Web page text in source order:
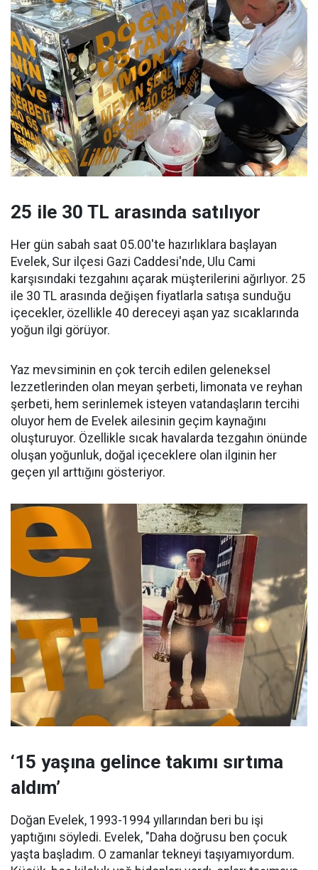
25 ile 30 TL arasında satılıyor
Her gün sabah saat 05.00'te hazırlıklara başlayan
Evelek, Sur ilçesi Gazi Caddesi'nde, Ulu Cami
karşısındaki tezgahını açarak müşterilerini ağırlıyor. 25
ile 30 TL arasında değişen fiyatlarla satışa sunduğu
içecekler, özellikle 40 dereceyi aşan yaz sıcaklarında
yoğun ilgi görüyor.
Yaz mevsiminin en çok tercih edilen geleneksel
lezzetlerinden olan meyan şerbeti, limonata ve reyhan
şerbeti, hem serinlemek isteyen vatandaşların tercihi
oluyor hem de Evelek ailesinin geçim kaynağını
oluşturuyor. Özellikle sıcak havalarda tezgahın önünde
oluşan yoğunluk, doğal içeceklere olan ilginin her
geçen yıl arttığını gösteriyor.
‘15 yaşına gelince takımı sırtıma
aldım’
Doğan Evelek, 1993-1994 yıllarından beri bu işi
yaptığını söyledi. Evelek, "Daha doğrusu ben çocuk
yaşta başladım. O zamanlar tekneyi taşıyamıyordum.